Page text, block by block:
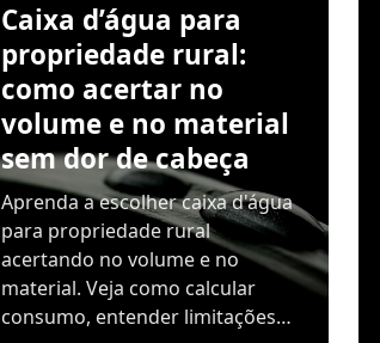
Caixa d’água para
propriedade rural:
como acertar no
volume e no material
sem dor de cabeça
Aprenda a escolher caixa d'água
para propriedade rural
acertando no volume e no
material. Veja como calcular
consumo, entender limitações…